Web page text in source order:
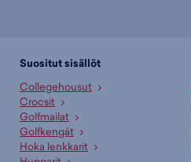
Suositut sisällöt
Collegehousut
Crocsit
Golfmailat
Golfkengät
Hoka lenkkarit